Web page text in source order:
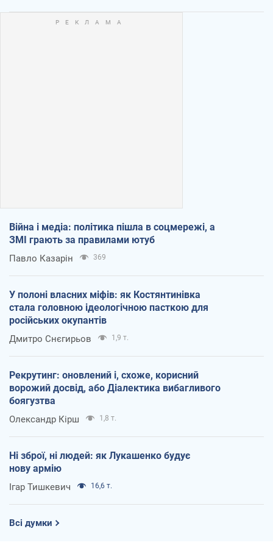
Війна і медіа: політика пішла в соцмережі, а
ЗМІ грають за правилами ютуб
Павло Казарін 369
У полоні власних міфів: як Костянтинівка
стала головною ідеологічною пасткою для
російських окупантів
Дмитро Снєгирьов 1,9 т.
Рекрутинг: оновлений і, схоже, корисний
ворожий досвід, або Діалектика вибагливого
боягузтва
Олександр Кірш 1,8 т.
Ні зброї, ні людей: як Лукашенко будує
нову армію
Ігар Тишкевич 16,6 т.
Всі думки